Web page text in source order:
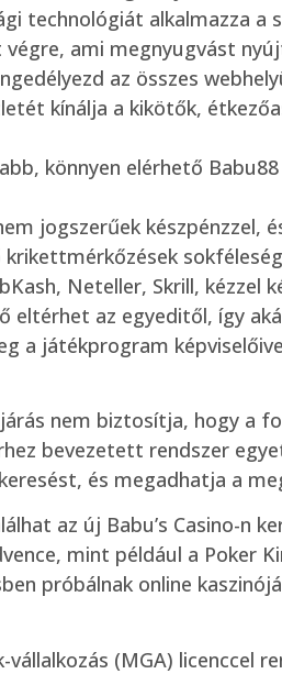
technológiát alkalmazza a
ami megnyugvást
az összes
kínálja a kikötők,
könnyen elérhető
jogszerűek készpénzzel,
Neteller, Skrill,
az egyeditől, így
a játékprogram
nem biztosítja, hogy a
bevezetett rendszer
és megadhatja a
az új Babu’s Casino-n
mint például a Poker
próbálnak online
(MGA)